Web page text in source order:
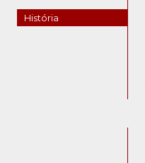
História